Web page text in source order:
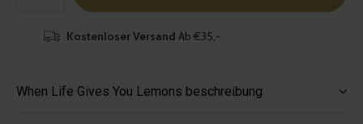
Kostenloser Versand Ab €35,-
When Life Gives You Lemons beschreibung